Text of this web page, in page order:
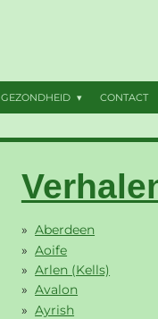
GEZONDHEID CONTACT
Aberdeen
Aoife
Arlen (Kells)
Avalon
Ayrish